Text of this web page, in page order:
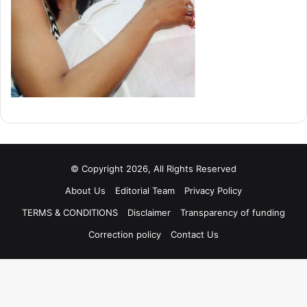
© Copyright 2026, All Rights Reserved
About Us
Editorial Team
Privacy Policy
TERMS & CONDITIONS
Disclaimer
Transparency of funding
Correction policy
Contact Us